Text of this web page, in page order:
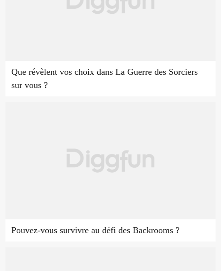
Que révèlent vos choix dans La Guerre des Sorciers
sur vous ?
Pouvez-vous survivre au défi des Backrooms ?